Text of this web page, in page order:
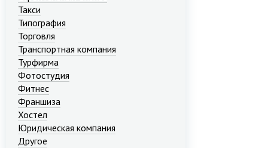
Такси
Типография
Торговля
Транспортная компания
Турфирма
Фотостудия
Фитнес
Франшиза
Хостел
Юридическая компания
Другое